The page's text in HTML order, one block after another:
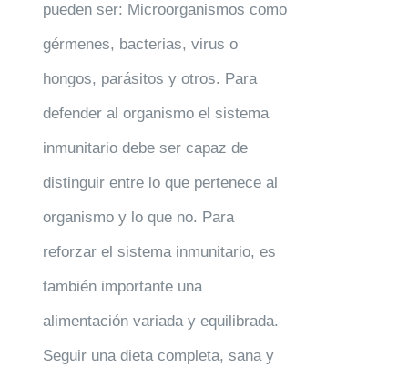
pueden ser: Microorganismos como
gérmenes, bacterias, virus o
hongos, parásitos y otros. Para
defender al organismo el sistema
inmunitario debe ser capaz de
distinguir entre lo que pertenece al
organismo y lo que no. Para
reforzar el sistema inmunitario, es
también importante una
alimentación variada y equilibrada.
Seguir una dieta completa, sana y